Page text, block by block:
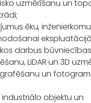
uzmērīšanu un
ēku,
darbus
LiDAR un 3D
un
industriālo objektu un